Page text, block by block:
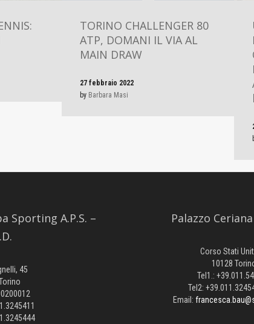
TORINO CHALLENGER 80
ATP, DOMANI IL VIA AL
MAIN DRAW
27 febbraio 2022
by Barbara Masi
Sporting A.P.S. –
45
Palazzo
Corso Stati
10128
Tel1.:
Tel2:
Email: